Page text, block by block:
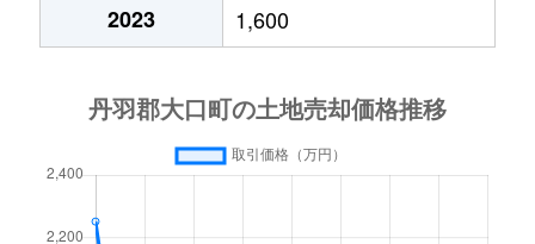
2023
1,600